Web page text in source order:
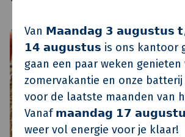
Van 𝗠𝗮𝗮𝗻𝗱𝗮𝗴 𝟯 𝗮𝘂𝗴𝘂𝘀𝘁𝘂𝘀
𝟭𝟰 𝗮𝘂𝗴𝘂𝘀𝘁𝘂𝘀 is ons kantoor
gaan een paar weken genieten
zomervakantie en onze
voor de laatste maanden van
Vanaf 𝗺𝗮𝗮𝗻𝗱𝗮𝗴 𝟭𝟳
weer vol energie voor je klaar!